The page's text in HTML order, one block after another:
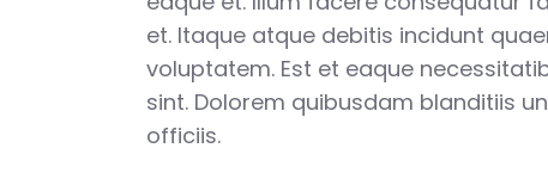
et. Itaque atque debitis incidunt
voluptatem. Est et eaque
sint. Dolorem quibusdam blanditiis
officiis.